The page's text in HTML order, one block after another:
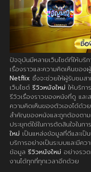
ปัจจุบันมีหลายเว็บไซต์ที่ให้บริก
เรื่องราวและความคิดเห็นขอ
Netflix ซึ่งจะช่วยให้ผู้รับชมส
เว็บไซต์ รีวิวหนังใหม่ ให้บริก
รีวิวเรื่องราวของหนังที่ดู และ
ความคิดเห็นของตัวเองได้ด้ว
สำคัญของหนังและถูกต้องตาม
ประยุกต์ใช้ในการตัดสินใจในก
ใหม่ เป็นแหล่งข้อมูลที่ดีและเป็
บริการอย่างเป็นระบบและมีคว
ข้อมูล รีวิวหนังใหม่ อย่างรวด
งานได้ทุกที่ทุกเวลาอีกด้วย